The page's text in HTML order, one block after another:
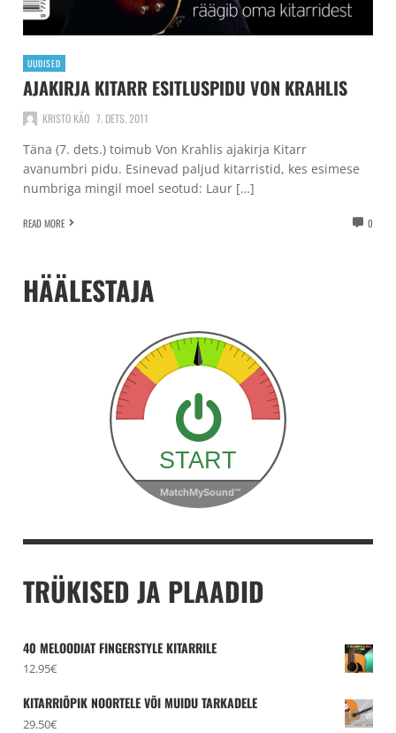
UUDISED
AJAKIRJA KITARR ESITLUSPIDU VON KRAHLIS
KRISTO KÄO 7. DETS. 2011
Täna (7. dets.) toimub Von Krahlis ajakirja Kitarr
avanumbri pidu. Esinevad paljud kitarristid, kes esimese
numbriga mingil moel seotud: Laur […]
READ MORE 0
HÄÄLESTAJA
TRÜKISED JA PLAADID
40 MELOODIAT FINGERSTYLE KITARRILE
12.95€
KITARRIÕPIK NOORTELE VÕI MUIDU TARKADELE
29.50€